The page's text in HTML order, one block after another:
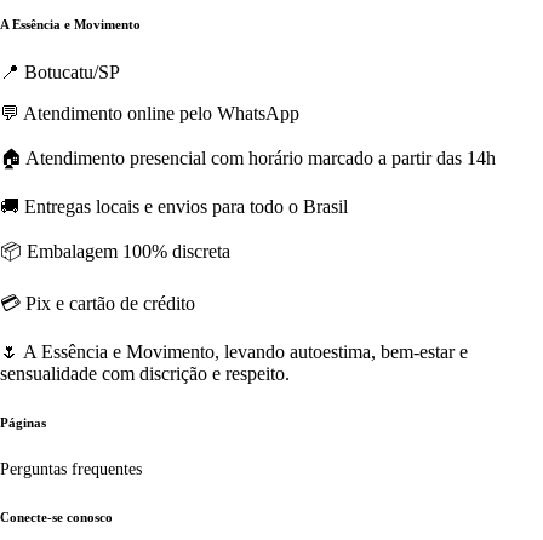
A Essência e Movimento
📍 Botucatu/SP
💬 Atendimento online pelo WhatsApp
🏠 Atendimento presencial com horário marcado a partir das 14h
🚚 Entregas locais e envios para todo o Brasil
📦 Embalagem 100% discreta
💳 Pix e cartão de crédito
🌷 A Essência e Movimento, levando autoestima, bem-estar e
sensualidade com discrição e respeito.
Páginas
Perguntas frequentes
Conecte-se conosco